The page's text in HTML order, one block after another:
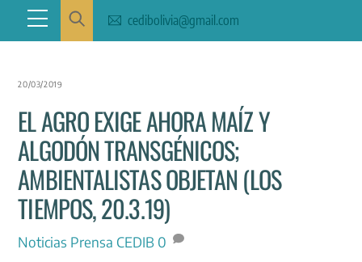
content
Menu cedibolivia@gmail.com
20/03/2019
EL AGRO EXIGE AHORA MAÍZ Y
ALGODÓN TRANSGÉNICOS;
AMBIENTALISTAS OBJETAN (LOS
TIEMPOS, 20.3.19)
Noticias Prensa CEDIB 0